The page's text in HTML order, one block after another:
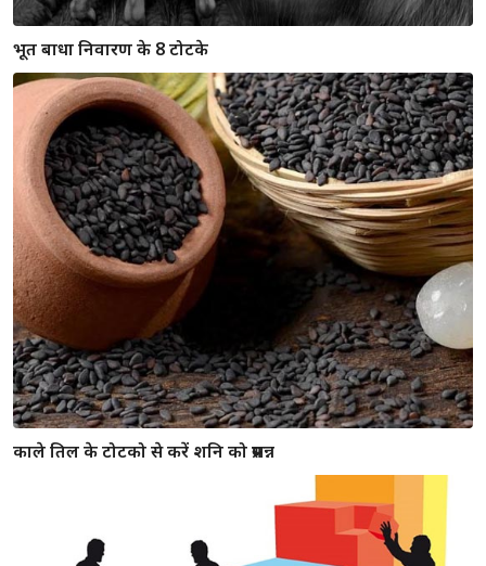
सुबह 8 बजे के बाद स्नान करना बनाता है धन हानि का योग
घर को खुशहाल बना ने के लिए अपनाए ये 5 वास्तु टिप्स